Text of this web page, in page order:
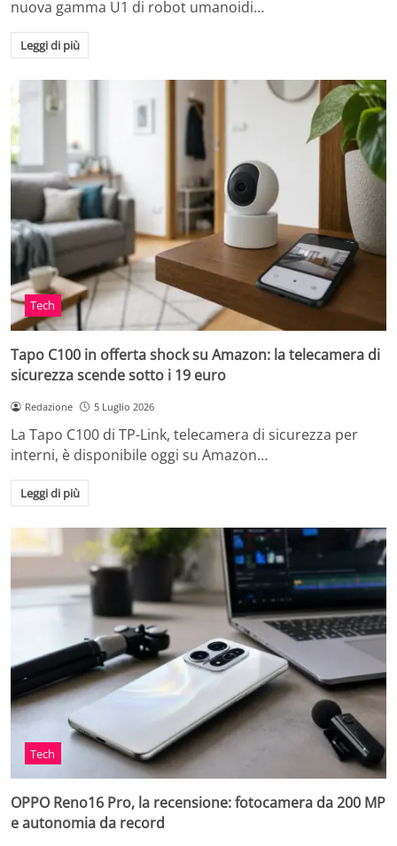
nuova gamma U1 di robot umanoidi…
Leggi di più
Tech
Tapo C100 in offerta shock su Amazon: la telecamera di
sicurezza scende sotto i 19 euro
Redazione 5 Luglio 2026
La Tapo C100 di TP-Link, telecamera di sicurezza per
interni, è disponibile oggi su Amazon…
Leggi di più
Tech
OPPO Reno16 Pro, la recensione: fotocamera da 200 MP
e autonomia da record